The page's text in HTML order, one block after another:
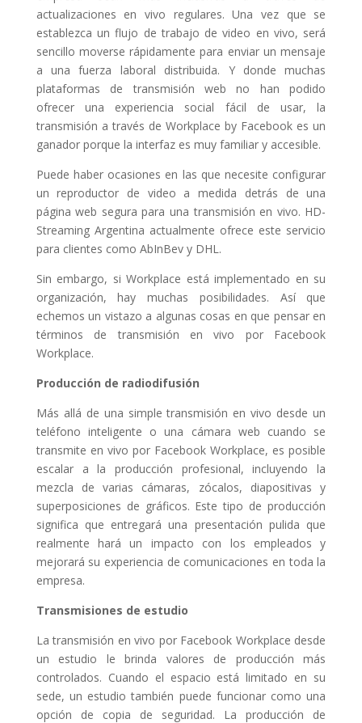
actualizaciones en vivo regulares. Una vez que se
establezca un flujo de trabajo de video en vivo, será
sencillo moverse rápidamente para enviar un mensaje
a una fuerza laboral distribuida. Y donde muchas
plataformas de transmisión web no han podido
ofrecer una experiencia social fácil de usar, la
transmisión a través de Workplace by Facebook es un
ganador porque la interfaz es muy familiar y accesible.
Puede haber ocasiones en las que necesite configurar
un reproductor de video a medida detrás de una
página web segura para una transmisión en vivo. HD-
Streaming Argentina actualmente ofrece este servicio
para clientes como AbInBev y DHL.
Sin embargo, si Workplace está implementado en su
organización, hay muchas posibilidades. Así que
echemos un vistazo a algunas cosas en que pensar en
términos de transmisión en vivo por Facebook
Workplace.
Producción de radiodifusión
Más allá de una simple transmisión en vivo desde un
teléfono inteligente o una cámara web cuando se
transmite en vivo por Facebook Workplace, es posible
escalar a la producción profesional, incluyendo la
mezcla de varias cámaras, zócalos, diapositivas y
superposiciones de gráficos. Este tipo de producción
significa que entregará una presentación pulida que
realmente hará un impacto con los empleados y
mejorará su experiencia de comunicaciones en toda la
empresa.
Transmisiones de estudio
La transmisión en vivo por Facebook Workplace desde
un estudio le brinda valores de producción más
controlados. Cuando el espacio está limitado en su
sede, un estudio también puede funcionar como una
opción de copia de seguridad. La producción de